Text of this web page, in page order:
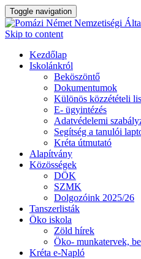
Toggle navigation
Skip to content
Kezdőlap
Iskolánkról
Beköszöntő
Dokumentumok
Különös közzétételi
E- ügyintézés
Adatvédelemi
Segítség a tanulói
Kréta útmutató
Alapítvány
Közösségek
DÖK
SZMK
Dolgozóink 2025/26
Tanszerlisták
Öko iskola
Zöld hírek
Öko- munkatervek,
Kréta e-Napló